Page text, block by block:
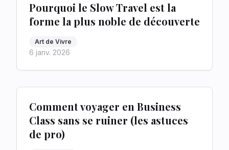
Pourquoi le Slow Travel est la
forme la plus noble de découverte
Art de Vivre
6 janv. 2026
Comment voyager en Business
Class sans se ruiner (les astuces
de pro)